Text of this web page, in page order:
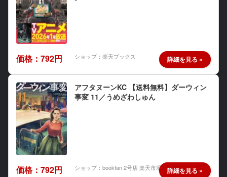
価格：792円 ショップ：楽天ブックス
アフタヌーンKC 【送料無料】ダーウィン
事変 11／うめざわしゅん
価格：792円 ショップ：bookfan 2号店 楽天市場店